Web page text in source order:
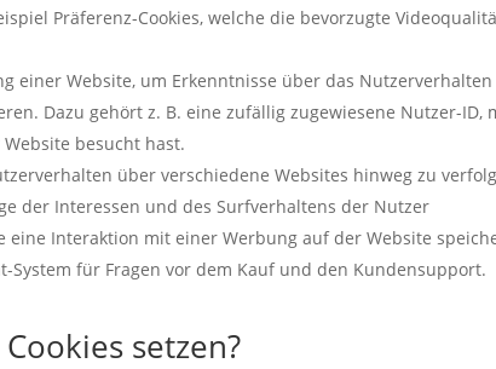
Präferenz-Cookies, welche die bevorzugte
einer Website, um Erkenntnisse über das Nutzerverhalten
Dazu gehört z. B. eine zufällig zugewiesene Nutzer-ID,
besucht hast.
über verschiedene Websites hinweg zu
der Interessen und des Surfverhaltens der Nutzer
eine Interaktion mit einer Werbung auf der Website
für Fragen vor dem Kauf und den Kundensupport.
setzen?